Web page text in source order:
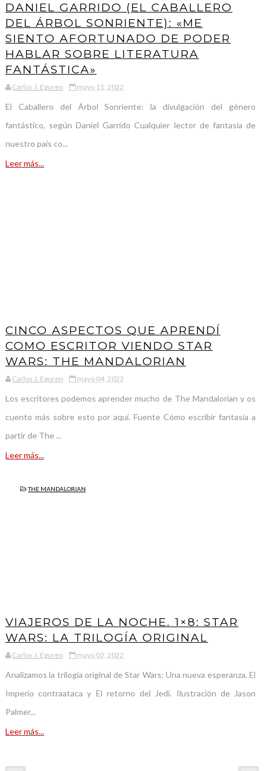
DANIEL GARRIDO (EL CABALLERO
DEL ÁRBOL SONRIENTE): «ME
SIENTO AFORTUNADO DE PODER
HABLAR SOBRE LITERATURA
FANTÁSTICA»
Carlos J. Eguren mayo 11, 2022
El Caballero del Árbol Sonriente: la divulgación del género
fantástico, según Daniel Garrido Cualquier lector de fantasía de
nuestro país co...
Leer más...
CINCO ASPECTOS QUE APRENDÍ
COMO ESCRITOR VIENDO STAR
WARS: THE MANDALORIAN
Carlos J. Eguren mayo 04, 2022
Los escritores podemos aprender mucho de The Mandalorian y os
cuento más sobre esto por aquí. Fuente Cómo escribir fantasía a
partir de The ...
Leer más...
THE MANDALORIAN
VIAJEROS DE LA NOCHE. 1×8: STAR
WARS: LA TRILOGÍA ORIGINAL
Carlos J. Eguren mayo 02, 2022
Analizamos la trilogía original de Star Wars: Una nueva esperanza, El
Imperio contraataca y El retorno del Jedi. Ilustración de Jason
Palmer...
Leer más...